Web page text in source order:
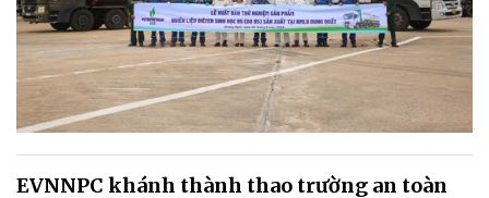
EVNNPC khánh thành thao trường an toàn